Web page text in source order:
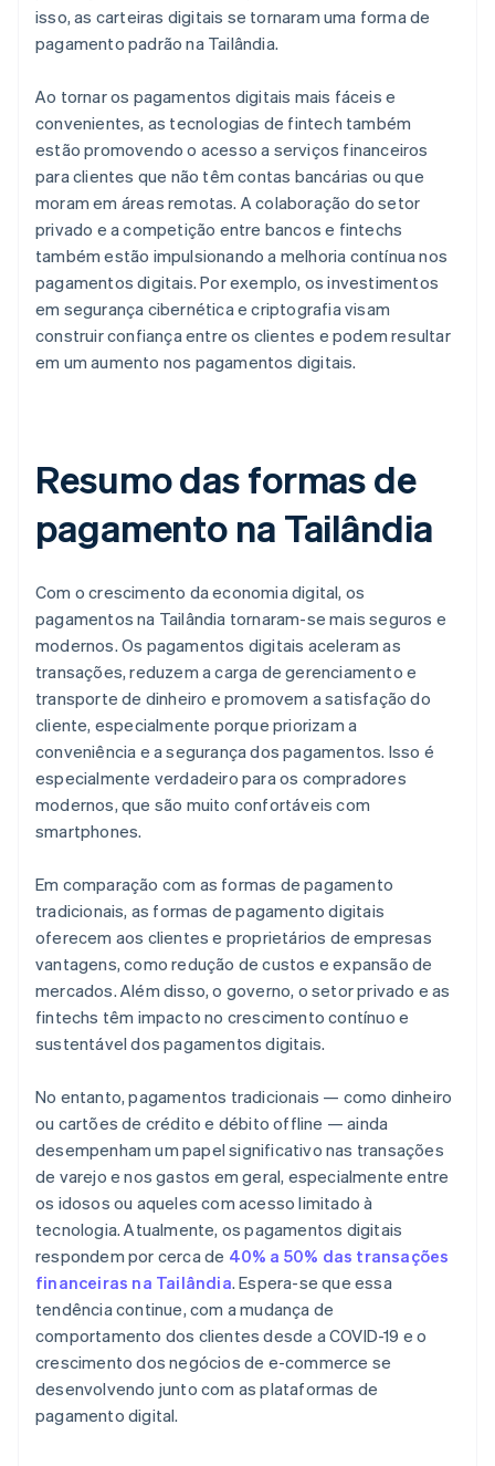
isso, as carteiras digitais se tornaram uma forma de
pagamento padrão na Tailândia.
Ao tornar os pagamentos digitais mais fáceis e
convenientes, as tecnologias de fintech também
estão promovendo o acesso a serviços financeiros
para clientes que não têm contas bancárias ou que
moram em áreas remotas. A colaboração do setor
privado e a competição entre bancos e fintechs
também estão impulsionando a melhoria contínua nos
pagamentos digitais. Por exemplo, os investimentos
em segurança cibernética e criptografia visam
construir confiança entre os clientes e podem resultar
em um aumento nos pagamentos digitais.
Resumo das formas de
pagamento na Tailândia
Com o crescimento da economia digital, os
pagamentos na Tailândia tornaram-se mais seguros e
modernos. Os pagamentos digitais aceleram as
transações, reduzem a carga de gerenciamento e
transporte de dinheiro e promovem a satisfação do
cliente, especialmente porque priorizam a
conveniência e a segurança dos pagamentos. Isso é
especialmente verdadeiro para os compradores
modernos, que são muito confortáveis com
smartphones.
Em comparação com as formas de pagamento
tradicionais, as formas de pagamento digitais
oferecem aos clientes e proprietários de empresas
vantagens, como redução de custos e expansão de
mercados. Além disso, o governo, o setor privado e as
fintechs têm impacto no crescimento contínuo e
sustentável dos pagamentos digitais.
No entanto, pagamentos tradicionais — como dinheiro
ou cartões de crédito e débito offline — ainda
desempenham um papel significativo nas transações
de varejo e nos gastos em geral, especialmente entre
os idosos ou aqueles com acesso limitado à
tecnologia. Atualmente, os pagamentos digitais
respondem por cerca de 40% a 50% das transações
financeiras na Tailândia. Espera-se que essa
tendência continue, com a mudança de
comportamento dos clientes desde a COVID-19 e o
crescimento dos negócios de e-commerce se
desenvolvendo junto com as plataformas de
pagamento digital.